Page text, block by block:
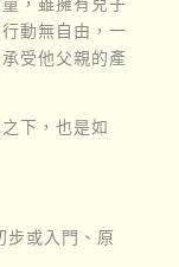
動無自由，一
受他父親的產
下，也是如
步或入門、原